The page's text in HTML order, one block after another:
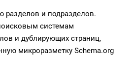
разделов и подразделов.
системам
и дублирующих страниц,
микроразметку Schema.org